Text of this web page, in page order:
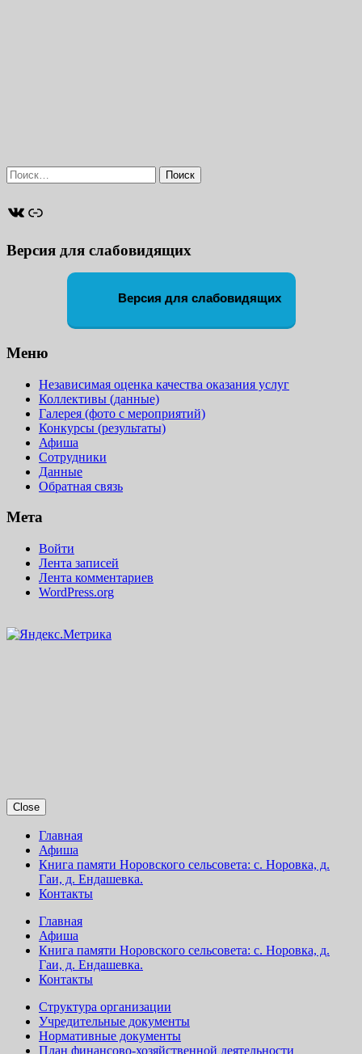
Найти:
ВКонтакте
Ссылка
Версия для слабовидящих
Версия для слабовидящих
Меню
Независимая оценка качества оказания услуг
Коллективы (данные)
Галерея (фото с мероприятий)
Конкурсы (результаты)
Афиша
Сотрудники
Данные
Обратная связь
Мета
Войти
Лента записей
Лента комментариев
WordPress.org
Close
Главная
Афиша
Книга памяти Норовского сельсовета: с. Норовка, д.
Гаи, д. Ендашевка.
Контакты
Главная
Афиша
Книга памяти Норовского сельсовета: с. Норовка, д.
Гаи, д. Ендашевка.
Контакты
Структура организации
Учредительные документы
Нормативные документы
План финансово-хозяйственной деятельности